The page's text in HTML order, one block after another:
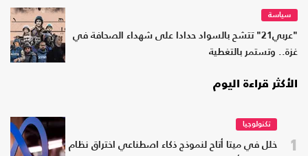
سياسة
"عربي21" تتشح بالسواد حدادا على شهداء الصحافة في
غزة.. وتستمر بالتغطية
الأكثر قراءة اليوم
1
تكنولوجيا
خلل في ميتا أتاح لنموذج ذكاء اصطناعي اختراق نظام